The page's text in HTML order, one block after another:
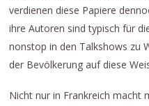
verdienen diese Papiere
ihre Autoren sind typisch für
nonstop in den Talkshows zu
der Bevölkerung auf diese
Nicht nur in Frankreich macht